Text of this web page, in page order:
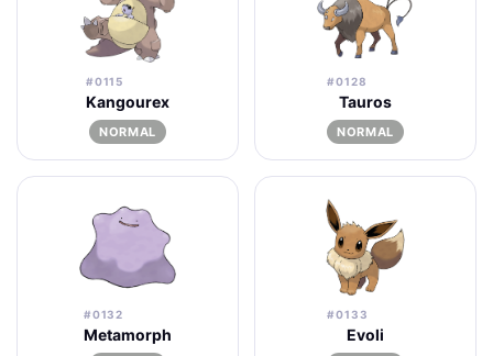
#0115
Kangourex
NORMAL
#0128
Tauros
NORMAL
#0132
Metamorph
#0133
Evoli